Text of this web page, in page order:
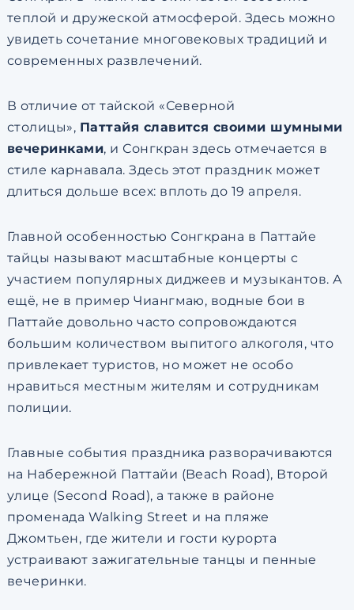
теплой и дружеской атмосферой. Здесь можно
увидеть сочетание многовековых традиций и
современных развлечений.
В отличие от тайской «Северной
столицы», Паттайя славится своими шумными
вечеринками, и Сонгкран здесь отмечается в
стиле карнавала. Здесь этот праздник может
длиться дольше всех: вплоть до 19 апреля.
Главной особенностью Сонгкрана в Паттайе
тайцы называют масштабные концерты с
участием популярных диджеев и музыкантов. А
ещё, не в пример Чиангмаю, водные бои в
Паттайе довольно часто сопровождаются
большим количеством выпитого алкоголя, что
привлекает туристов, но может не особо
нравиться местным жителям и сотрудникам
полиции.
Главные события праздника разворачиваются
на Набережной Паттайи (Beach Road), Второй
улице (Second Road), а также в районе
променада Walking Street и на пляже
Джомтьен, где жители и гости курорта
устраивают зажигательные танцы и пенные
вечеринки.